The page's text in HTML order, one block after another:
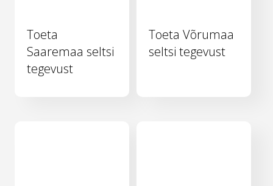
Toeta
Saaremaa seltsi
tegevust
Toeta Võrumaa
seltsi tegevust